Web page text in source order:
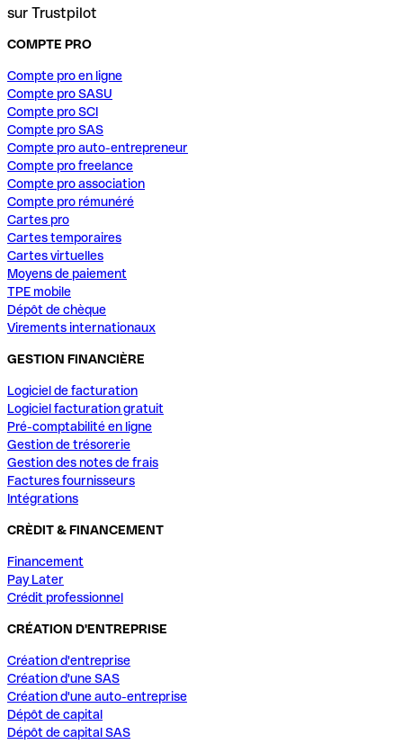
sur Trustpilot
COMPTE PRO
Compte pro en ligne
Compte pro SASU
Compte pro SCI
Compte pro SAS
Compte pro auto-entrepreneur
Compte pro freelance
Compte pro association
Compte pro rémunéré
Cartes pro
Cartes temporaires
Cartes virtuelles
Moyens de paiement
TPE mobile
Dépôt de chèque
Virements internationaux
GESTION FINANCIÈRE
Logiciel de facturation
Logiciel facturation gratuit
Pré-comptabilité en ligne
Gestion de trésorerie
Gestion des notes de frais
Factures fournisseurs
Intégrations
CRÈDIT & FINANCEMENT
Financement
Pay Later
Crédit professionnel
CRÉATION D'ENTREPRISE
Création d'entreprise
Création d'une SAS
Création d'une auto-entreprise
Dépôt de capital
Dépôt de capital SAS